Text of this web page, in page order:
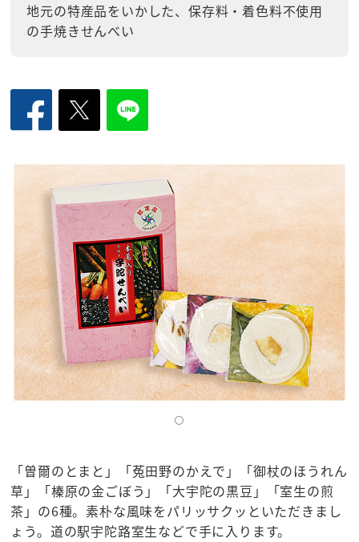
地元の特産品をいかした、保存料・着色料不使用
の手焼きせんべい
「曽爾のとまと」「菟田野のかえで」「御杖のほうれん
草」「榛原の金ごぼう」「大宇陀の黒豆」「室生の煎
茶」の6種。素朴な風味をパリッサクッといただきまし
ょう。道の駅宇陀路室生などで手に入ります。